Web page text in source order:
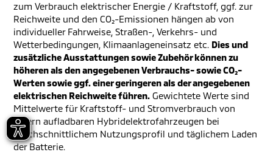
zum Verbrauch elektrischer Energie / Kraftstoff, ggf. zur
Reichweite und den CO₂-Emissionen hängen ab von
individueller Fahrweise, Straßen-, Verkehrs- und
Wetterbedingungen, Klimaanlageneinsatz etc. Dies und
zusätzliche Ausstattungen sowie Zubehör können zu
höheren als den angegebenen Verbrauchs- sowie CO₂-
Werten sowie ggf. einer geringeren als der angegebenen
elektrischen Reichweite führen. Gewichtete Werte sind
Mittelwerte für Kraftstoff- und Stromverbrauch von
extern aufladbaren Hybridelektrofahrzeugen bei
durchschnittlichem Nutzungsprofil und täglichem Laden
der Batterie.